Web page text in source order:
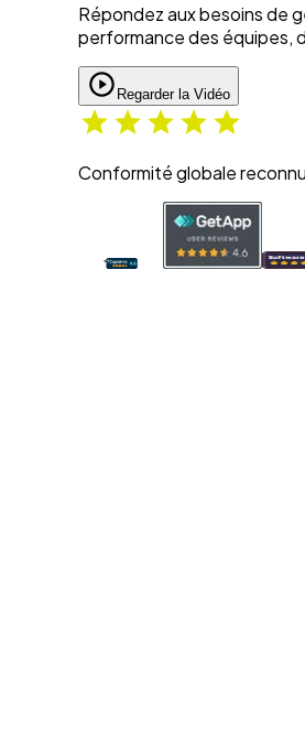
Répondez aux besoins de
performance des équipes,
Regarder la Vidéo
Conformité globale